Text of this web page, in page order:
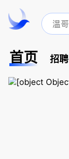
首页 招聘